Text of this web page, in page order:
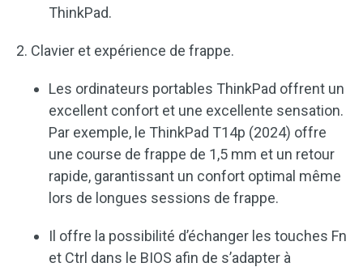
ThinkPad.
2. Clavier et expérience de frappe.
Les ordinateurs portables ThinkPad offrent un
excellent confort et une excellente sensation.
Par exemple, le ThinkPad T14p (2024) offre
une course de frappe de 1,5 mm et un retour
rapide, garantissant un confort optimal même
lors de longues sessions de frappe.
Il offre la possibilité d’échanger les touches Fn
et Ctrl dans le BIOS afin de s’adapter à